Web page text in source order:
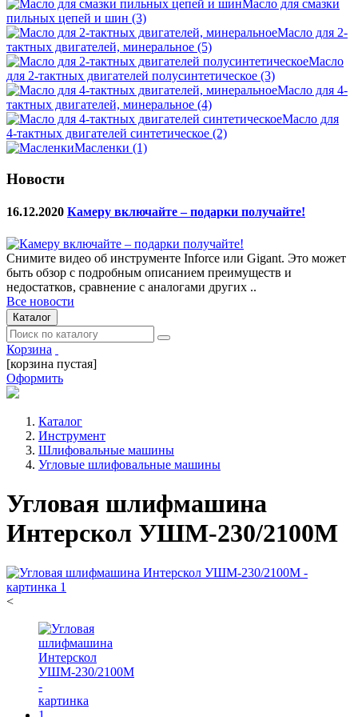
Масло для смазки
пильных цепей и шин (3)
Масло для 2-
тактных двигателей, минеральное (5)
Масло
для 2-тактных двигателей полусинтетическое (3)
Масло для 4-
тактных двигателей, минеральное (4)
Масло для
4-тактных двигателей синтетическое (2)
Масленки (1)
Новости
16.12.2020 Камеру включайте – подарки получайте!
Снимите видео об инструменте Inforce или Gigant. Это может
быть обзор с подробным описанием преимуществ и
недостатков, сравнение с аналогами других ..
Все новости
Каталог
Корзина
[корзина пустая]
Оформить
Каталог
Инструмент
Шлифовальные машины
Угловые шлифовальные машины
Угловая шлифмашина
Интерскол УШМ-230/2100М
<